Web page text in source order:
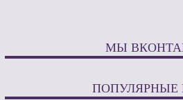
МЫ
ПОПУЛЯРНЫЕ